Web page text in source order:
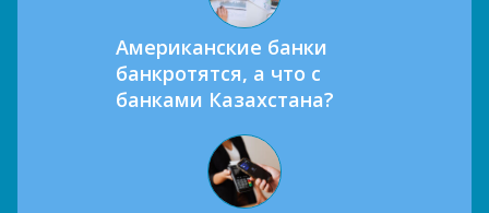
Американские банки
банкротятся, а что с
банками Казахстана?